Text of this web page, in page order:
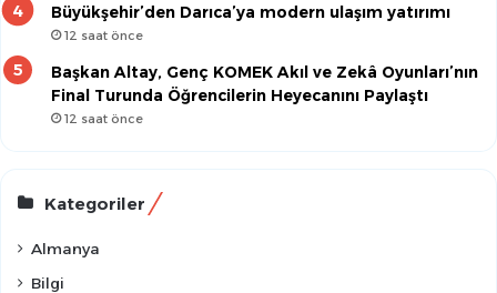
Büyükşehir’den Darıca’ya modern ulaşım yatırımı
12 saat önce
Başkan Altay, Genç KOMEK Akıl ve Zekâ Oyunları’nın
Final Turunda Öğrencilerin Heyecanını Paylaştı
12 saat önce
Kategoriler
Almanya
Bilgi